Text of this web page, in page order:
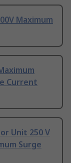
Maximum
Current
Unit 250 V
Surge